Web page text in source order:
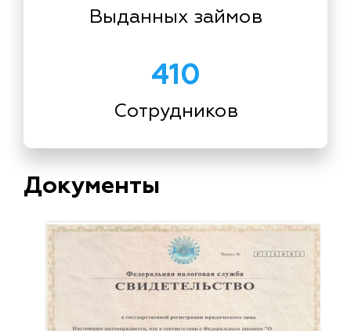
Выданных займов
410
Сотрудников
Документы